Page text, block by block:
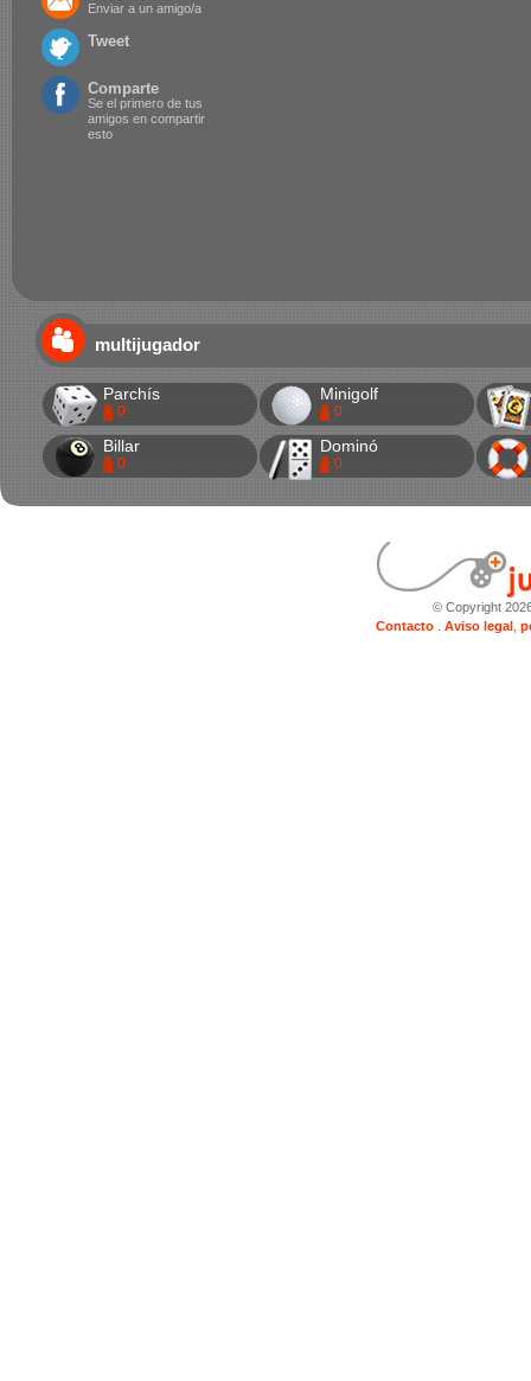
Enviar a un amigo/a
Tweet
Comparte
Se el primero de tus
amigos en compartir
esto
multijugador
Parchís
0
Billar
0
Minigolf
0
Dominó
0
© Copyright
Contacto
Aviso legal